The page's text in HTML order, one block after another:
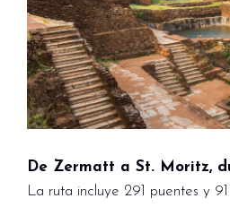
De Zermatt a St. Moritz,
La ruta incluye 291 puentes y 91